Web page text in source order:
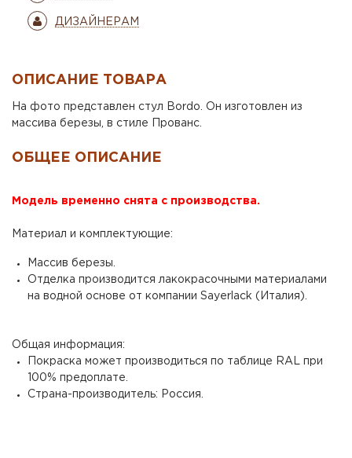
ДИЗАЙНЕРАМ
ОПИСАНИЕ ТОВАРА
На фото представлен стул Bordo. Он изготовлен из
массива березы, в стиле Прованс.
ОБЩЕЕ ОПИСАНИЕ
Модель временно снята с производства.
Материал и комплектующие:
Массив березы.
Отделка производится лакокрасочными материалами
на водной основе от компании Sayerlack (Италия).
Общая информация:
Покраска может производиться по таблице RAL при
100% предоплате.
Страна-производитель: Россия.